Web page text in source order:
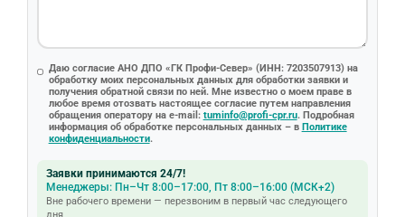
Даю согласие АНО ДПО «ГК Профи-Север» (ИНН: 7203507913) на
обработку моих персональных данных для обработки заявки и
получения обратной связи по ней. Мне известно о моем праве в
любое время отозвать настоящее согласие путем направления
обращения оператору на e-mail: tuminfo@profi-cpr.ru. Подробная
информация об обработке персональных данных – в Политике
конфиденциальности.
Заявки принимаются 24/7!
Менеджеры: Пн–Чт 8:00–17:00, Пт 8:00–16:00 (МСК+2)
Вне рабочего времени — перезвоним в первый час следующего